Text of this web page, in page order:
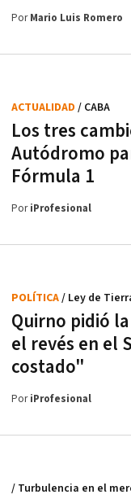
PorMario Luis Romero
Los tres
Autódromo
Fórmula 1
ACTUALIDAD / CABA
PoriProfesional
Quirno pidió
el revés en el
costado"
POLÍTICA/ Ley de
PoriProfesional
/ Turbulencia en el